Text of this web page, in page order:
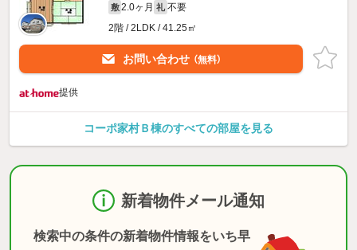
敷 2.0ヶ月 礼 不要
2階 / 2LDK / 41.25㎡
お問い合わせ （無料）
提供
コーポ家村Ｂ棟のすべての部屋を見る
新着物件メール通知
検索中の条件の新着物件情報をいち早